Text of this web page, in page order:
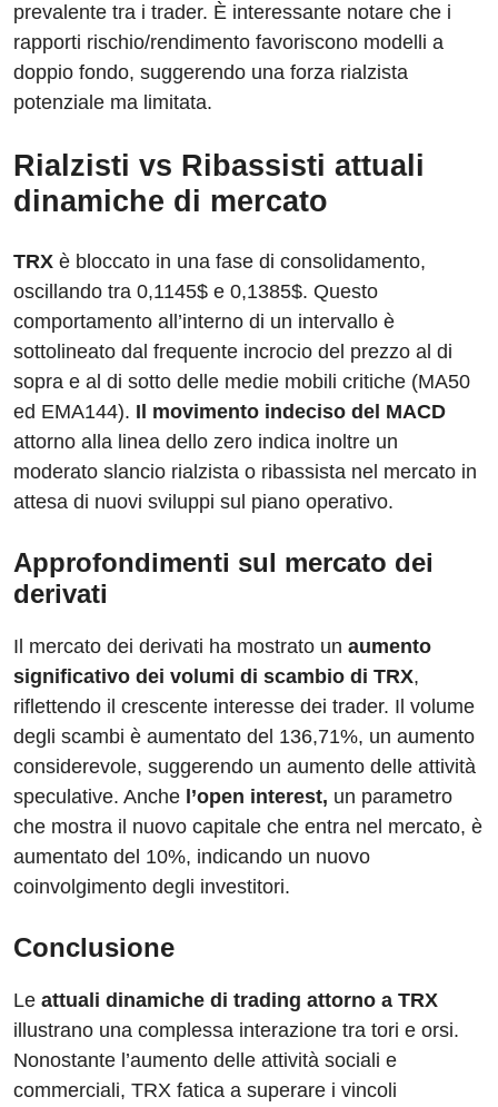
prevalente tra i trader. È interessante notare che i
rapporti rischio/rendimento favoriscono modelli a
doppio fondo, suggerendo una forza rialzista
potenziale ma limitata.
Rialzisti vs Ribassisti attuali
dinamiche di mercato
TRX è bloccato in una fase di consolidamento,
oscillando tra 0,1145$ e 0,1385$. Questo
comportamento all’interno di un intervallo è
sottolineato dal frequente incrocio del prezzo al di
sopra e al di sotto delle medie mobili critiche (MA50
ed EMA144). Il movimento indeciso del MACD
attorno alla linea dello zero indica inoltre un
moderato slancio rialzista o ribassista nel mercato in
attesa di nuovi sviluppi sul piano operativo.
Approfondimenti sul mercato dei
derivati
Il mercato dei derivati ​​ha mostrato un aumento
significativo dei volumi di scambio di TRX,
riflettendo il crescente interesse dei trader. Il volume
degli scambi è aumentato del 136,71%, un aumento
considerevole, suggerendo un aumento delle attività
speculative. Anche l’open interest, un parametro
che mostra il nuovo capitale che entra nel mercato, è
aumentato del 10%, indicando un nuovo
coinvolgimento degli investitori.
Conclusione
Le attuali dinamiche di trading attorno a TRX
illustrano una complessa interazione tra tori e orsi.
Nonostante l’aumento delle attività sociali e
commerciali, TRX fatica a superare i vincoli